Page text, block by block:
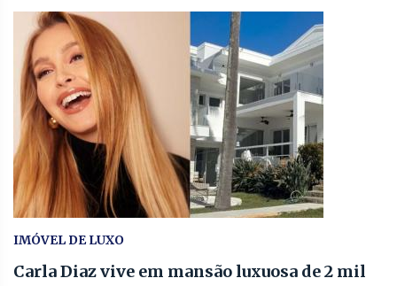
IMÓVEL DE LUXO
Carla Diaz vive em mansão luxuosa de 2 mil